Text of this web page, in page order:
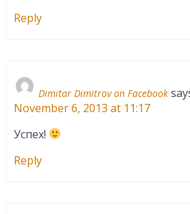
Reply
Dimitar Dimitrov on Facebook
November 6, 2013 at 11:17
Успех!
Reply